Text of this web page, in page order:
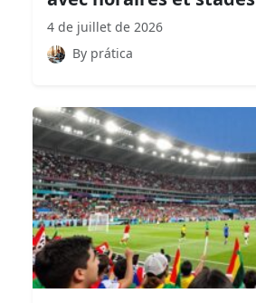
4 de juillet de 2026
By prática